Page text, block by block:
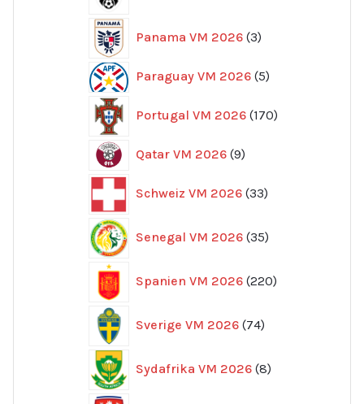
Panama VM 2026 3
produkter
Paraguay VM 2026 55
Portugal VM 2026 170
produkter
Qatar VM 2026 99
Schweiz VM 2026 33
produkter
Senegal VM 2026 35
produkter
Spanien VM 2026 220
produkter
Sverige VM 2026 74
produkter
Sydafrika VM 2026 8
produkter